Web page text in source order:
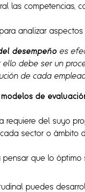
las competencias,
analizar
desempeño es
ello debe ser un
de cada
de
requiere del suyo
sector o ámbito
pensar que lo
puedes